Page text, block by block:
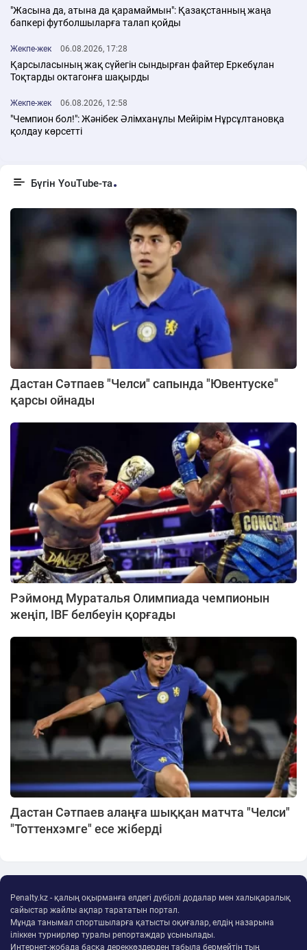
"Жасына да, атына да қарамаймын": Қазақстанның жаңа
бапкері футболшыларға талап қойды
Жекпе-жек 06.08.2026, 17:28
Қарсыласының жақ сүйегін сындырған файтер Еркебұлан
Тоқтарды октагонға шақырды
Жекпе-жек 06.08.2026, 12:58
"Чемпион бол!": Жәнібек Әлімханұлы Мейірім Нұрсұлтановқа
қолдау көрсетті
Бүгін YouTube-та
Дастан Сәтпаев "Челси" сапында "Ювентуске"
қарсы ойнады
Рэймонд Мураталья Олимпиада чемпионын
жеңіп, IBF белбеуін қорғады
Дастан Сәтпаев алаңға шыққан матчта "Челси"
"Тоттенхэмге" есе жіберді
Penalty.kz - қалың оқырманға елдегі дүбірлі додалар мен халықаралық
сайыстар жайлы ақпар тарататын портал.
Мұнда танымал спортшыларға қатысты оқиғалар, елдің назарына
іліккен турнирлер туралы репортаждар ұсынылады.
Интернет-жобада басқа дереккөздерден табыла бермейтін тың